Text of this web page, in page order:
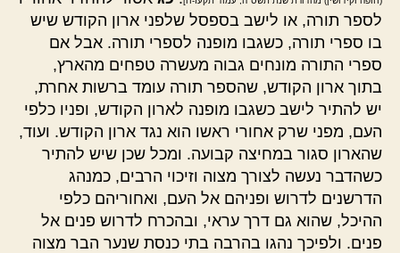
לספר תורה, או לישב בספסל שלפני ארון הקודש שיש
בו ספרי תורה, כשגבו מופנה לספרי תורה. אבל אם
ספרי התורה מונחים גבוה מעשרה טפחים מהארץ,
בתוך ארון הקודש, שהספר תורה עומד ברשות אחרת,
יש להתיר לישב כשגבו מופנה לארון הקודש, ופניו כלפי
העם, מפני שרק אחורי ראשו הוא נגד ארון הקודש. ועוד,
שהארון סגור במחיצה קבועה. ומכל שכן שיש להתיר
כשהדבר נעשה לצורך מצוה וזיכוי הרבים, כמנהג
הדרשנים לדרוש ופניהם אל העם, ואחוריהם כלפי
ההיכל, שהוא גם דרך עראי, ובהכרח לדרוש פנים אל
פנים. ולפיכך נהגו בהרבה בתי כנסת שנער הבר מצוה